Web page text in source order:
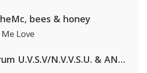
bees & honey
Love
Lustrum U.V.S.V/N.V.V.S.U. & ANNO ONS & Jopke van Dobbenburgh & Roeland Beelen